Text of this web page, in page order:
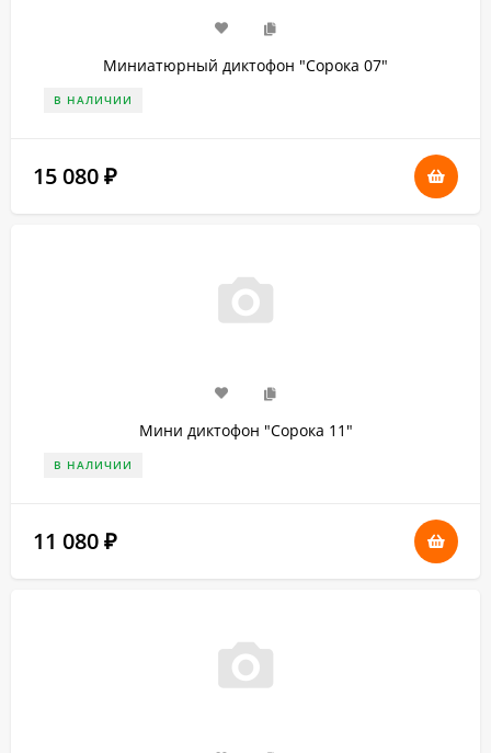
Миниатюрный диктофон "Сорока 07"
В НАЛИЧИИ
15 080 ₽
Мини диктофон "Сорока 11"
В НАЛИЧИИ
11 080 ₽